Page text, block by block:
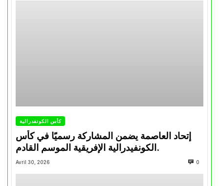
كأس الكونفدرالية
إتحاد العاصمة يضمن المشاركة رسميًا في كأس
الكونفيدرالية الإفريقية الموسم القادم.
Avril 30, 2026 0